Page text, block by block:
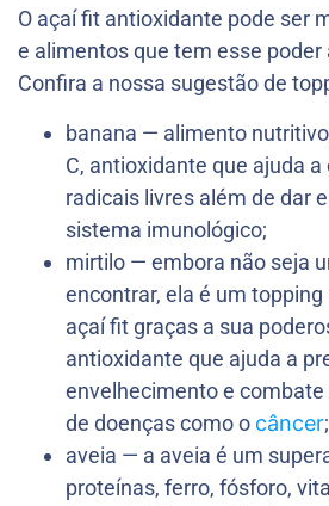
O açaí fit antioxidante pode ser
e alimentos que tem esse
Confira a nossa sugestão de
banana — alimento
C, antioxidante que ajuda
radicais livres além de dar
sistema imunológico;
mirtilo — embora não seja
encontrar, ela é um
açaí fit graças a sua
antioxidante que ajuda a
envelhecimento e
de doenças como o câncer;
aveia — a aveia é um
proteínas, ferro, fósforo,